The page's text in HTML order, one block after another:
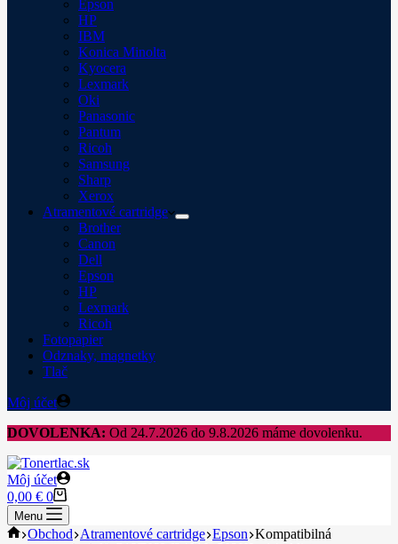
Epson
HP
IBM
Konica Minolta
Kyocera
Lexmark
Oki
Panasonic
Pantum
Ricoh
Samsung
Sharp
Xerox
Atramentové cartridge
Brother
Canon
Dell
Epson
HP
Lexmark
Ricoh
Fotopapier
Odznaky, magnetky
Tlač
Môj účet
DOVOLENKA: Od 24.7.2026 do 9.8.2026 máme dovolenku.
Môj účet
Shopping
cart
0,00 € 0
Menu
Home
Obchod Atramentové cartridge Epson Kompatibilná